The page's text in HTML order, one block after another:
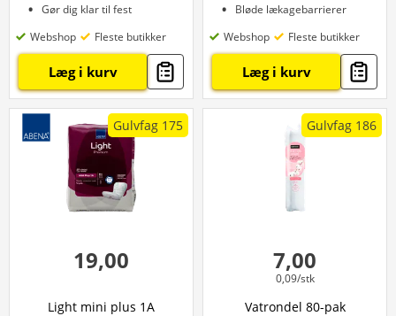
Gør dig klar til fest
Webshop
Fleste butikker
Læg i kurv
Bløde lækagebarrierer
Webshop
Fleste butikker
Læg i kurv
Gulvfag 175
19,00
Light mini plus 1A
Gulvfag 186
7,00
0,09/stk
Vatrondel 80-pak